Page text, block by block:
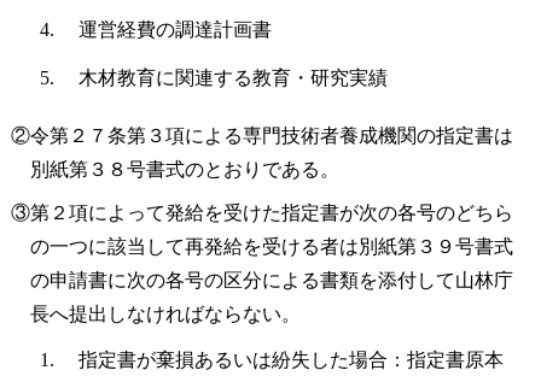
運営経費の調達計画書
木材教育に関連する教育・研究実績
②令第２７条第３項による専門技術者養成機関の指定書は
別紙第３８号書式のとおりである。
③第２項によって発給を受けた指定書が次の各号のどちら
の一つに該当して再発給を受ける者は別紙第３９号書式
の申請書に次の各号の区分による書類を添付して山林庁
長へ提出しなければならない。
指定書が棄損あるいは紛失した場合：指定書原本